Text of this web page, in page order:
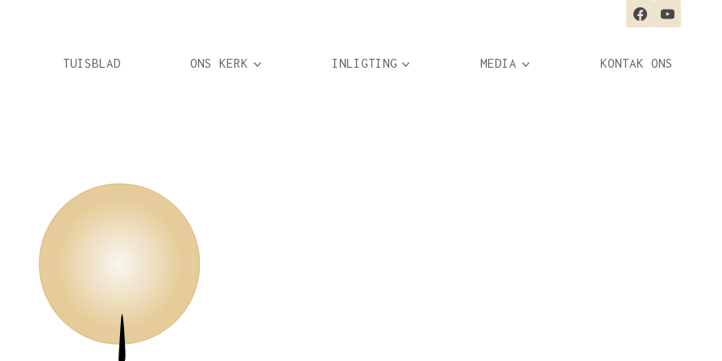
TUISBLAD ONS KERK INLIGTING MEDIA KONTAK ONS